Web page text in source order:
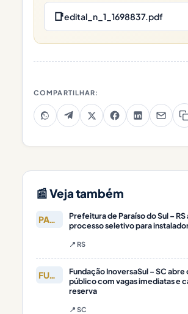
📑edital_n_1_1698837.pdf
COMPARTILHAR:
📰 Veja também
PARAÍSO DO
Prefeitura de Paraíso do Sul –
processo seletivo para
📍 RS
FUNDAÇÃO
Fundação InoversaSul – SC
público com vagas imediatas e
reserva
📍 SC